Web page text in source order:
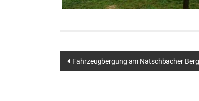
Beitragsnavigation
Fahrzeugbergung am Natschbacher Berg